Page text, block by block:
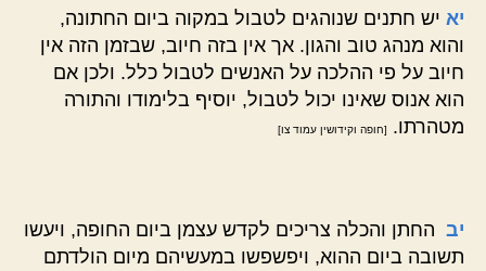
יא יש חתנים שנוהגים לטבול במקוה ביום החתונה,
והוא מנהג טוב והגון. אך אין בזה חיוב, שבזמן הזה אין
חיוב על פי ההלכה על האנשים לטבול כלל. ולכן אם
הוא אנוס שאינו יכול לטבול, יוסיף בלימודו והתורה
מטהרתו.
[חופה וקידושין עמוד צו]
יב החתן והכלה צריכים לקדש עצמן ביום החופה, ויעשו
תשובה ביום ההוא, ויפשפשו במעשיהם מיום הולדתם